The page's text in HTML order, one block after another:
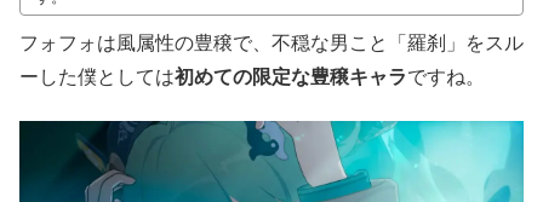
フォフォは風属性の豊穣で、不穏な男こと「羅刹」をスル
ーした僕としては初めての限定な豊穣キャラですね。